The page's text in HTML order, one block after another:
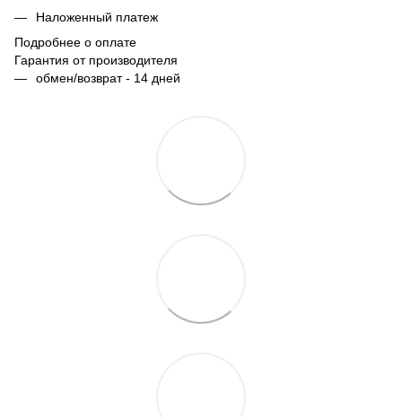
Наложенный платеж
Подробнее о оплате
Гарантия от производителя
обмен/возврат - 14 дней